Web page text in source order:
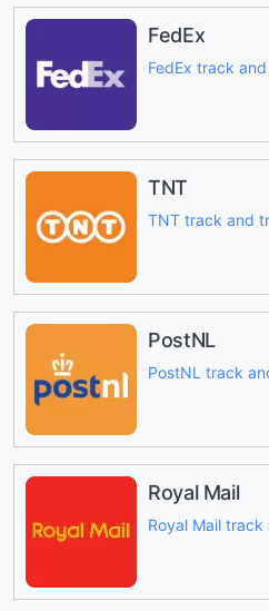
FedEx
FedEx track
TNT
TNT track and
PostNL
PostNL track
Royal Mail
Royal Mail